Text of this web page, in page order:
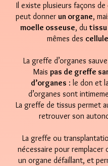
Il existe plusieurs façons
peut donner un organe,
moelle osseuse, du tissu
mêmes des
La greffe d’organes
Mais pas de greffe
d’organes : le don et
d’organes sont
La greffe de tissus permet
retrouver son
La greffe ou
nécessaire pour remplacer
un organe défaillant, et